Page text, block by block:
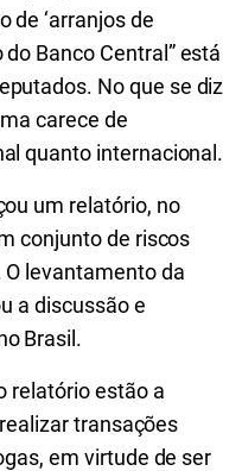
de ‘arranjos de
Banco Central” está
No que se diz
carece de
quanto internacional.
um relatório, no
conjunto de riscos
levantamento da
a discussão e
Brasil.
relatório estão a
transações
em virtude de ser